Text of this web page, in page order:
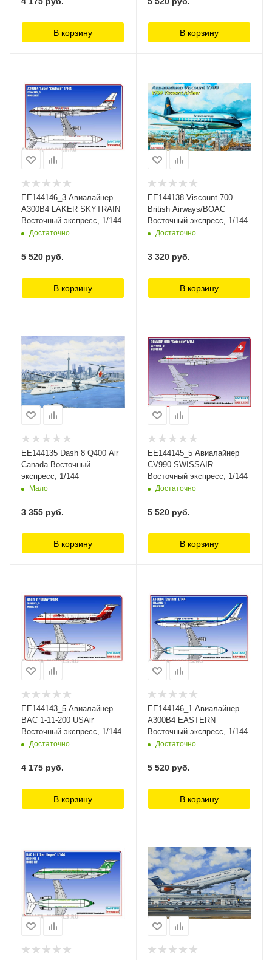
В корзину В корзину
ЕЕ144146_3 Авиалайнер
А300B4 LAKER SKYTRAIN
Восточный экспресс, 1/144
Достаточно
5 520 руб.
В корзину
ЕЕ144138 Viscount 700
British Airways/BOAC
Восточный экспресс, 1/144
Достаточно
3 320 руб.
В корзину
ЕЕ144135 Dash 8 Q400 Air
Canada Восточный
экспресс, 1/144
Мало
3 355 руб.
В корзину
ЕЕ144145_5 Авиалайнер
CV990 SWISSAIR
Восточный экспресс, 1/144
Достаточно
5 520 руб.
В корзину
ЕЕ144143_5 Авиалайнер
BAC 1-11-200 USAir
Восточный экспресс, 1/144
Достаточно
4 175 руб.
В корзину
ЕЕ144146_1 Авиалайнер
А300B4 EASTERN
Восточный экспресс, 1/144
Достаточно
5 520 руб.
В корзину